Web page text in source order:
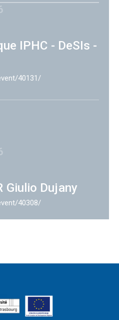
IPHC - DeSIs -
40131/
Giulio Dujany
40308/